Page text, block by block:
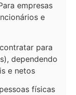
empresas
e
para
dependendo
e netos
físicas